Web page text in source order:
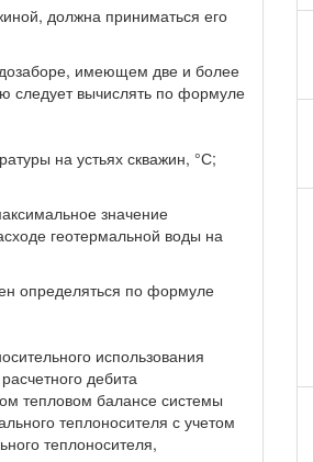
должна приниматься его
имеющем две и более
следует вычислять по формуле
на устьях скважин, °С;
значение
геотермальной воды на
определяться по формуле
использования
дебита
тепловом балансе системы
теплоносителя с учетом
теплоносителя,